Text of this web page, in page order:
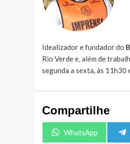
Idealizador e fundador do
Rio Verde e, além de
segunda a sexta, às 11h30
Compartilhe
Share
WhatsApp